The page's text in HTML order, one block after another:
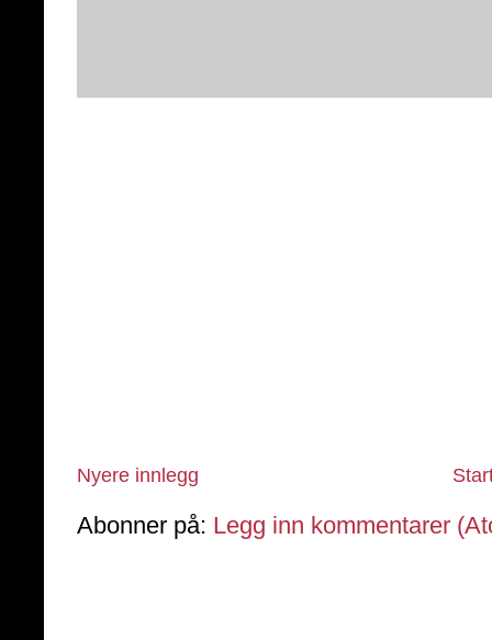
Nyere innlegg
Abonner på: Legg inn kommentarer